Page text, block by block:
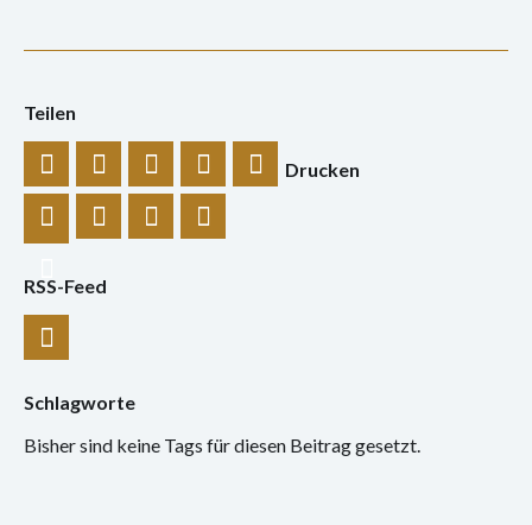
Sprechsaal
Archiv
Ausstellungen
Gespräch
Hörspiel
Teilen
Drucken
RSS-Feed
Schlagworte
Bisher sind keine Tags für diesen Beitrag gesetzt.